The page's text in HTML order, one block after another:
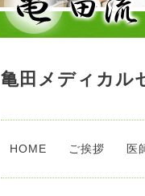
亀田メディカル
HOME ご挨拶 医